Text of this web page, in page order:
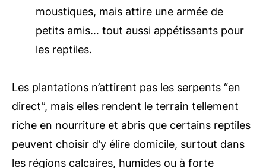
moustiques, mais attire une armée de
petits amis… tout aussi appétissants pour
les reptiles.
Les plantations n’attirent pas les serpents “en
direct”, mais elles rendent le terrain tellement
riche en nourriture et abris que certains reptiles
peuvent choisir d’y élire domicile, surtout dans
les régions calcaires, humides ou à forte